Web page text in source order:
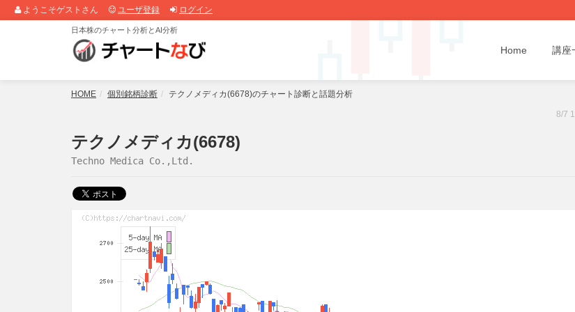
ようこそゲストさん ユーザ登録 ログイン
日本株のチャート分析とAI分析
Home 講座
HOME 個別銘柄診断 テクノメディカ(6678)のチャート診断と話題分析
8/7
テクノメディカ(6678)
Techno Medica Co.,Ltd.